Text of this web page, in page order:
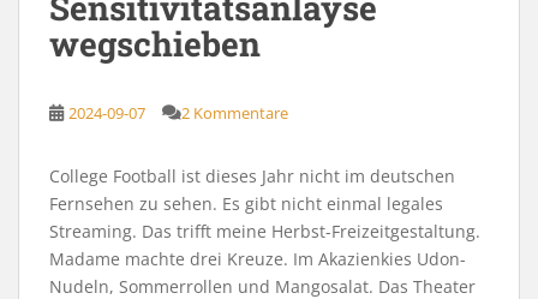
wegschieben
2024-09-07 2 Kommentare
College Football ist dieses Jahr nicht im deutschen
Fernsehen zu sehen. Es gibt nicht einmal legales
Streaming. Das trifft meine Herbst-Freizeitgestaltung.
Madame machte drei Kreuze. Im Akazienkies Udon-
Nudeln, Sommerrollen und Mangosalat. Das Theater